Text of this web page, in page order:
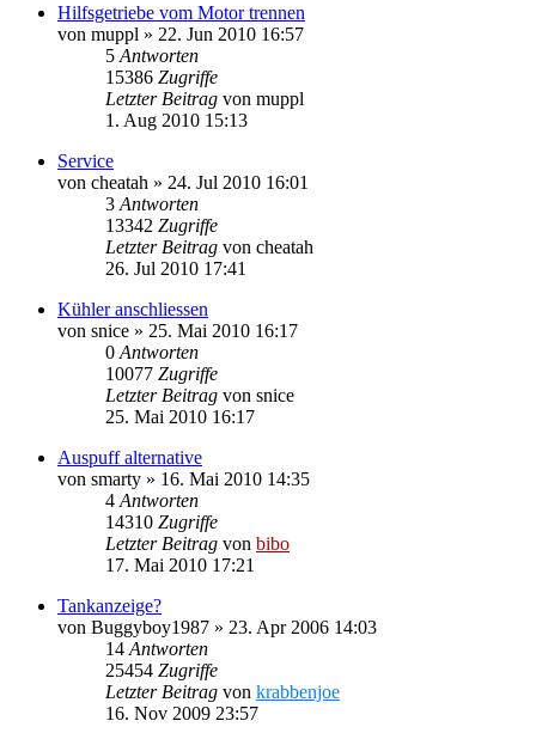
Hilfsgetriebe vom Motor trennen
von muppl » 22. Jun 2010 16:57
5 Antworten
15386 Zugriffe
Letzter Beitrag von muppl
1. Aug 2010 15:13
Service
von cheatah » 24. Jul 2010 16:01
3 Antworten
13342 Zugriffe
Letzter Beitrag von cheatah
26. Jul 2010 17:41
Kühler anschliessen
von snice » 25. Mai 2010 16:17
0 Antworten
10077 Zugriffe
Letzter Beitrag von snice
25. Mai 2010 16:17
Auspuff alternative
von smarty » 16. Mai 2010 14:35
4 Antworten
14310 Zugriffe
Letzter Beitrag von bibo
17. Mai 2010 17:21
Tankanzeige?
von Buggyboy1987 » 23. Apr 2006 14:03
14 Antworten
25454 Zugriffe
Letzter Beitrag von krabbenjoe
16. Nov 2009 23:57